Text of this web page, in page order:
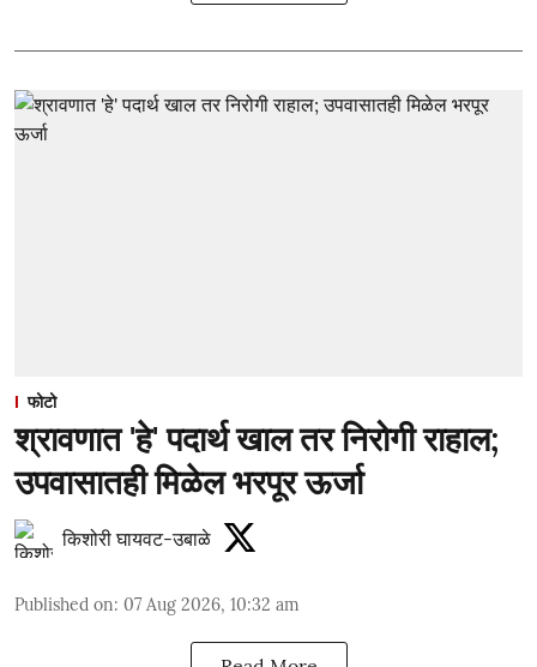
फोटो
श्रावणात 'हे' पदार्थ खाल तर निरोगी राहाल;
उपवासातही मिळेल भरपूर ऊर्जा
किशोरी घायवट-उबाळे
Published on: 07 Aug 2026, 10:32 am